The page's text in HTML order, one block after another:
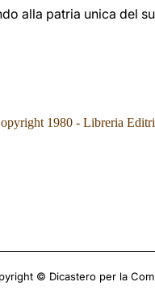
alla patria unica del
1980 - Libreria
© Dicastero per la